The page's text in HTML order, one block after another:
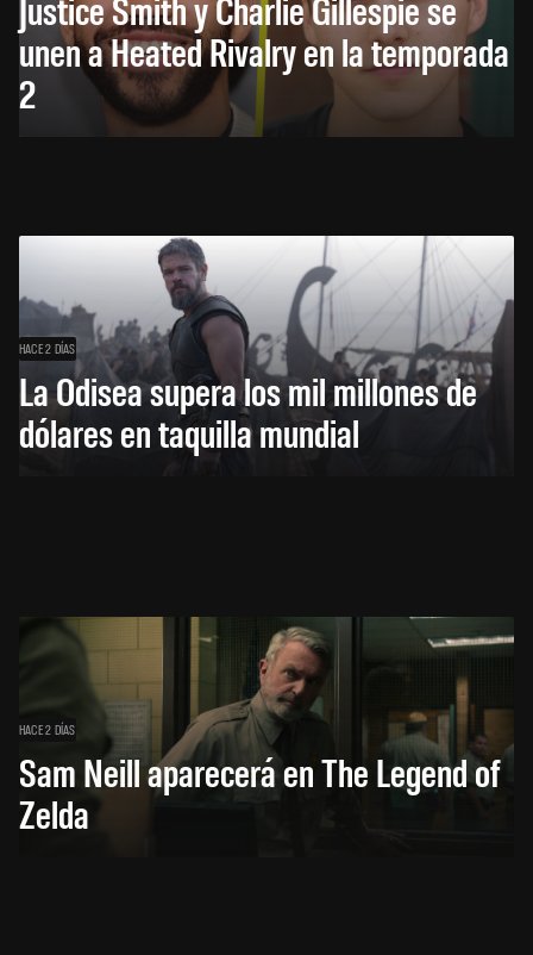
unen a Heated Rivalry en la temporada
2
HACE 2 DÍAS
La Odisea supera los mil millones de
dólares en taquilla mundial
HACE 2 DÍAS
Sam Neill aparecerá en The Legend of
Zelda